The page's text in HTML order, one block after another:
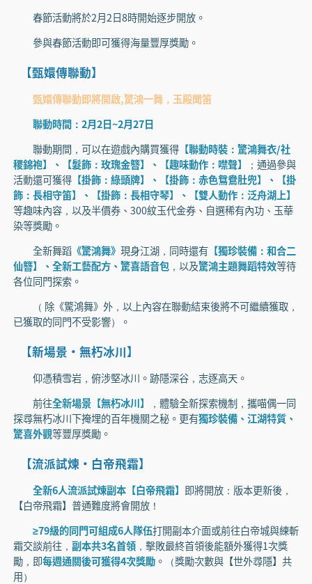
春節活動將於2月2日8時開始逐步開放。
參與春節活動即可獲得海量豐厚獎勵。
【甄嬛傳聯動】
甄嬛傳聯動即將開啟,驚鴻一舞，玉殿聞笛
聯動時間：2月2日~2月27日
聯動期間，可以在遊戲內購買獲得【聯動時裝：驚鴻舞衣/社
稷錦袍】、【髮飾：玫瑰金簪】、【趣味動作：噤聲】
；通過參與
活動還可獲得【掛飾：綠頭牌】、【掛飾：赤色鴛鴦肚兜】、【掛
飾：長相守笛】、【掛飾：長相守琴】、【雙人動作：泛舟湖上】
等趣味內容，以及半價券、300紋玉代金券、自選稀有內功、玉華
染等獎勵。
全新舞蹈《驚鴻舞》 現身江湖，同時還有【獨珍裝備：和合二
仙簪】、全新工藝配方、驚喜語音包，以及驚鴻主題舞蹈特效等待
各位同門探索。
（ 除《驚鴻舞》外，以上內容在聯動結束後將不可繼續獲取，
已獲取的同門不受影響）。
【新場景·無朽冰川】
仰憑積雪岩，俯涉堅冰川。跡隱深谷，志逐高天。
前往全新場景【無朽冰川】
，體驗全新探索機制，攜喵偶一同
探尋無朽冰川下掩埋的百年機關之秘。更有獨珍裝備、江湖特質、
驚喜外觀等豐厚獎勵。
【流派試煉·白帝飛霜】
全新6人流派試煉副本【白帝飛霜】 即將開放：版本更新後，
【白帝飛霜】普通難度將會開放！
≥79級的同門可組成6人隊伍打開副本介面或前往白帝城與練斬
霜交談前往， 副本共3名首領，擊敗最終首領後能額外獲得1次獎
勵，即每週通關後可獲得4次獎勵。（獎勵次數與【世外尋隱】共
用）